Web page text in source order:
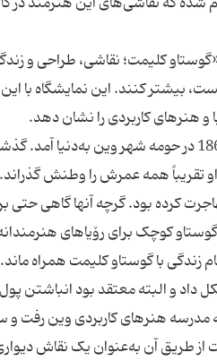
بیشتر کنند. این نمایشگاه با
گوستاو کلیمت سال 1862 در حومه شهر وین
کرده بود. گرچه آنها گاهی حتی
زندگی با گوستاو کلیمت همراه
14 سالگی به مدرسه هنرهای کاربردی
از طریق آن به‌عنوان یک نقاش